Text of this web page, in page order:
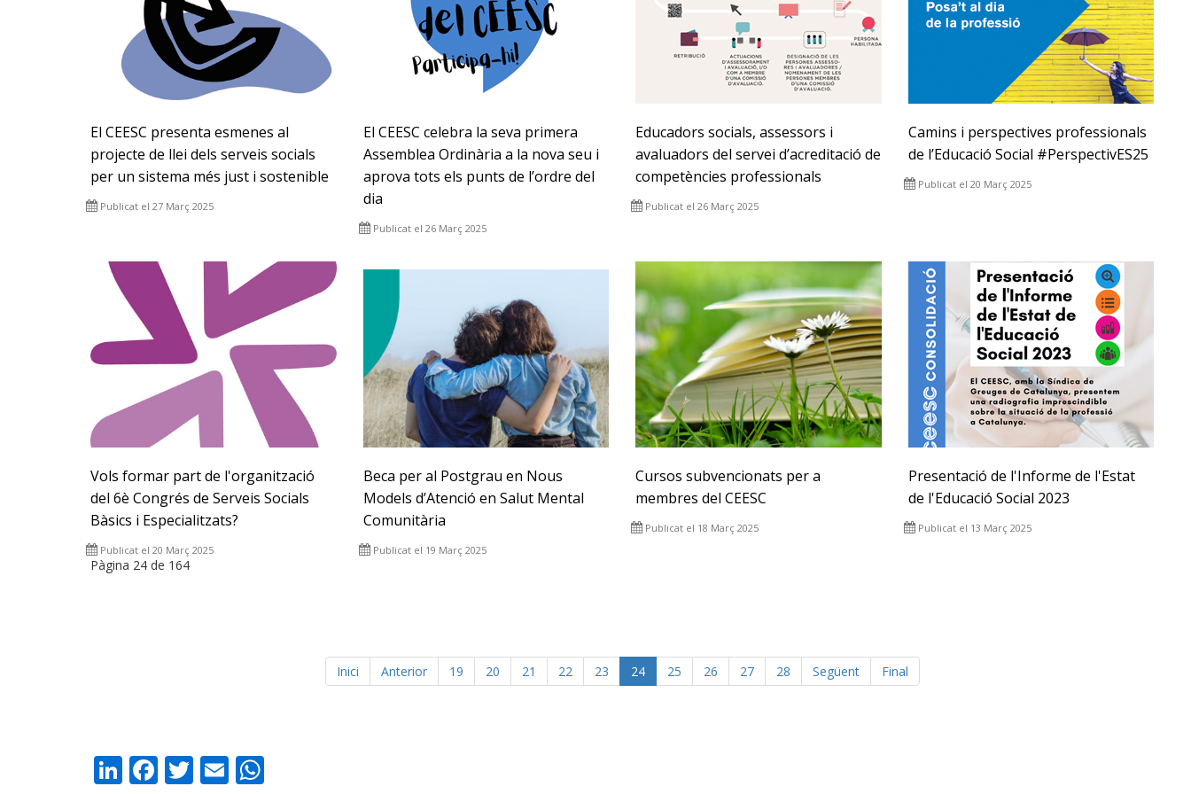
El CEESC presenta esmenes al
projecte de llei dels serveis socials
per un sistema més just i sostenible
Publicat el 27 Març 2025
El CEESC celebra la seva primera
Assemblea Ordinària a la nova seu i
aprova tots els punts de l’ordre del
dia
Publicat el 26 Març 2025
Educadors socials, assessors i
avaluadors del servei d’acreditació de
competències professionals
Publicat el 26 Març 2025
Camins i perspectives professionals
de l’Educació Social #PerspectivES25
Publicat el 20 Març 2025
Vols formar part de l'organització
del 6è Congrés de Serveis Socials
Bàsics i Especialitzats?
Publicat el 20 Març 2025
Beca per al Postgrau en Nous
Models d’Atenció en Salut Mental
Comunitària
Publicat el 19 Març 2025
Cursos subvencionats per a
membres del CEESC
Publicat el 18 Març 2025
Presentació de l'Informe de l'Estat
de l'Educació Social 2023
Publicat el 13 Març 2025
Pàgina 24 de 164
Inici Anterior 19 20 21 22 23 24 25 26 27 28 Següent Final
LinkedIn
Facebook
Twitter
Email